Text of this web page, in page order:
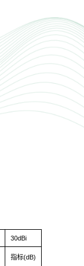
30dBi
指标(dB)